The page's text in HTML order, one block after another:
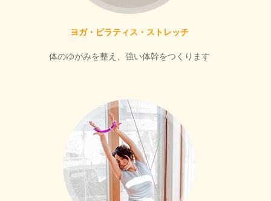
ヨガ・ピラティス・ストレッチ
体のゆがみを整え、強い体幹をつくります